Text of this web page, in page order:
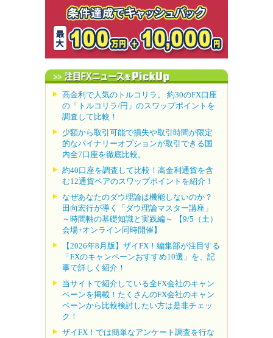
高金利で人気のトルコリラ。 約30のFX口座
の「トルコリラ/円」のスワップポイントを
調査して比較！
少額から取引可能で損失や取引時間が限定
的なバイナリーオプションが取引できる国
内全7口座を徹底比較。
約40口座を調査して比較！高金利通貨を含
む12通貨ペアのスワップポイントを紹介！
なぜあなたのダウ理論は機能しないのか？
田向宏行が導く「ダウ理論マスター講座」
～時間軸の基礎知識と実践編～ 【9/5（土）
会場+オンライン同時開催】
【2026年8月版】ザイFX！編集部が注目する
「FXのキャンペーンおすすめ10選」を、記
事で詳しく紹介！
当サイトで紹介している全FX会社のキャン
ペーンを掲載！たくさんのFX会社のキャン
ペーンから比較検討したい方は是非チェッ
ク！
ザイFX！では簡単なアンケート調査を行な